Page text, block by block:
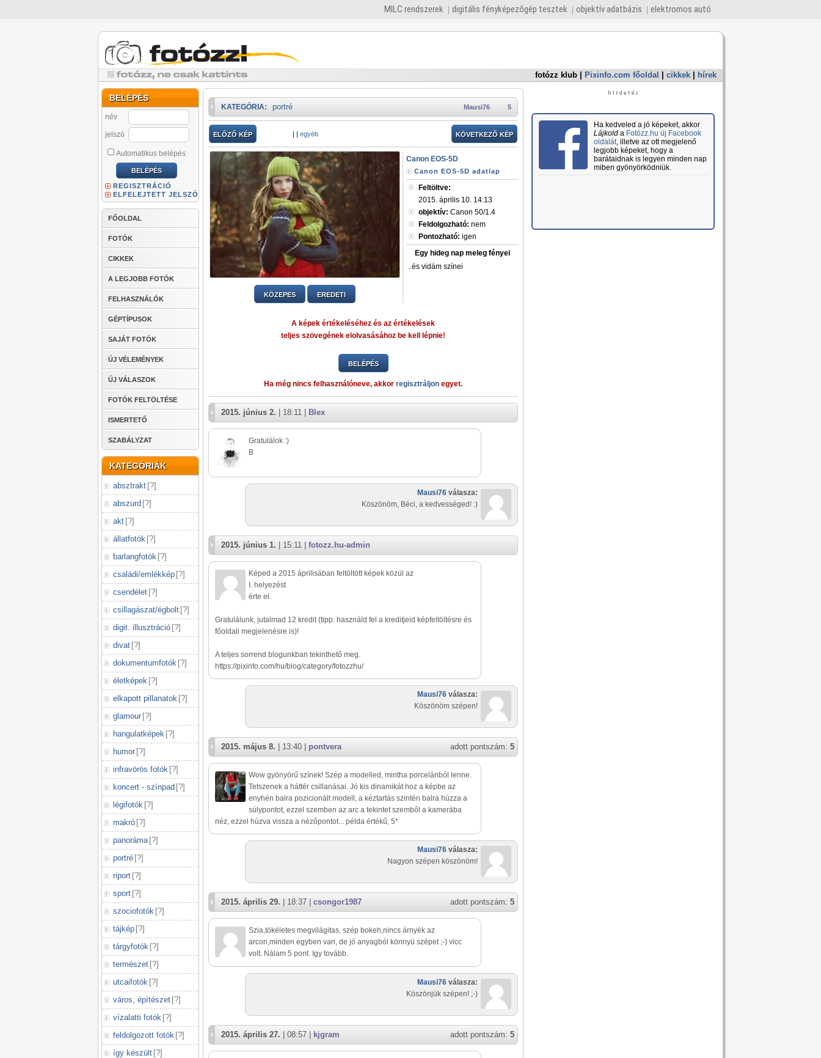
MILC rendszerek digitális fényképezőgép tesztek objektív adatbázis elektromos autó
fotózz klub Pixinfo.com főoldal cikkek hírek
BELÉPÉS
név
jelszó
Automatikus belépés
REGISZTRÁCIÓ
ELFELEJTETT JELSZÓ
FŐOLDAL
FOTÓK
CIKKEK
A LEGJOBB FOTÓK
FELHASZNÁLÓK
GÉPTÍPUSOK
SAJÁT FOTÓK
ÚJ VÉLEMÉNYEK
ÚJ VÁLASZOK
FOTÓK FELTÖLTÉSE
ISMERTETŐ
SZABÁLYZAT
KATEGÓRIÁK
absztrakt [?]
abszurd [?]
akt [?]
állatfotók [?]
barlangfotók [?]
családi/emlékkép [?]
csendélet [?]
csillagászat/égbolt [?]
digit. illusztráció [?]
divat [?]
dokumentumfotók [?]
életképek [?]
elkapott pillanatok [?]
glamour [?]
hangulatképek [?]
humor [?]
infravörös fotók [?]
koncert - színpad [?]
légifotók [?]
makró [?]
panoráma [?]
portré [?]
riport [?]
sport [?]
szociofotók [?]
tájkép [?]
tárgyfotók [?]
természet [?]
utcaifotók [?]
város, építészet [?]
vízalatti fotók [?]
feldolgozott fotók [?]
így készült [?]
5
Mausi76
KATEGÓRIA: portré
ELŐZŐ KÉP | | egyéb KÖVETKEZŐ KÉP
KÖZEPES EREDETI
Canon EOS-5D
Canon EOS-5D adatlap
Feltöltve:
2015. április 10. 14:13
objektív: Canon 50/1.4
Feldolgozható: nem
Pontozható: igen
Egy hideg nap meleg fényei
..és vidám színei
A képek értékeléséhez és az értékelések
teljes szövegének elolvasásához be kell lépnie!
BELÉPÉS
Ha még nincs felhasználóneve, akkor regisztráljon egyet.
2015. június 2. | 18:11 | Blex
Gratulálok :)
B
Mausi76 válasza:
Köszönöm, Béci, a kedvességed! :)
2015. június 1. | 15:11 | fotozz.hu-admin
Képed a 2015 áprilisában feltöltött képek közül az
I. helyezést
érte el.
Gratulálunk, jutalmad 12 kredit (tipp: használd fel a kreditjeid képfeltöltésre és
főoldali megjelenésre is)!
A teljes sorrend blogunkban tekinthető meg.
https://pixinfo.com/hu/blog/category/fotozzhu/
Mausi76 válasza:
Köszönöm szépen!
adott pontszám: 5
2015. május 8. | 13:40 | pontvera
Wow gyönyörű színek! Szép a modelled, mintha porcelánból lenne.
Tetszenek a háttér csillanásai. Jó kis dinamikát hoz a képbe az
enyhén balra pozicionált modell, a kéztartás szintén balra húzza a
súlypontot, ezzel szemben az arc a tekintet szemből a kamerába
néz, ezzel húzva vissza a nézőpontot... példa értékű, 5*
Mausi76 válasza:
Nagyon szépen köszönöm!
adott pontszám: 5
2015. április 29. | 18:37 | csongor1987
Szia,tökéletes megvilágitas, szép bokeh,nincs árnyék az
arcon,minden egyben van, de jó anyagból könnyü szépet ;-) vicc
volt. Nálam 5 pont. Igy tovább.
Mausi76 válasza:
Köszönjük szépen! ;-)
adott pontszám: 5
2015. április 27. | 08:57 | kjgram
Ha kedveled a jó képeket, akkor
Lájkolda Fotózz.hu új Facebook
oldalát, illetve az ott megjelenő
legjobb képeket, hogy a
barátaidnak is legyen minden nap
miben gyönyörködniük.